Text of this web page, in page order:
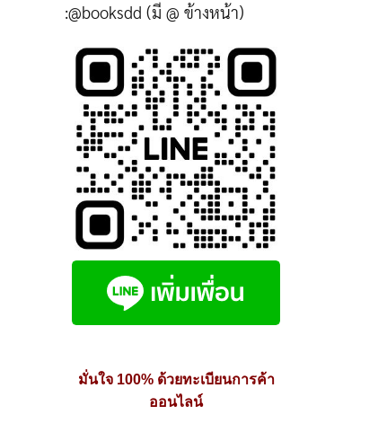
:@booksdd (มี @ ข้างหน้า)
มั่นใจ 100% ด้วยทะเบียนการค้า
ออนไลน์